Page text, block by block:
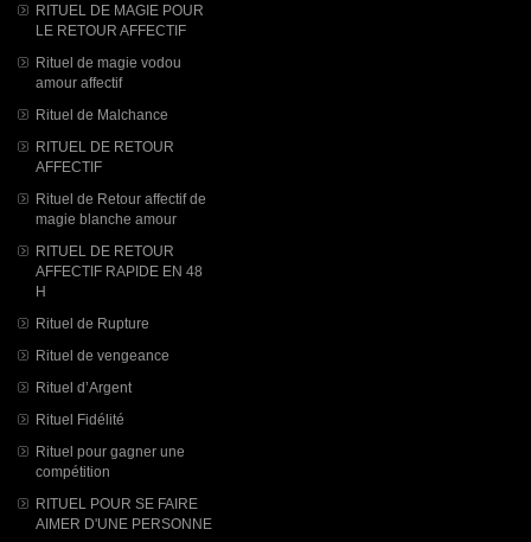
RITUEL DE MAGIE POUR
LE RETOUR AFFECTIF
Rituel de magie vodou
amour affectif
Rituel de Malchance
RITUEL DE RETOUR
AFFECTIF
Rituel de Retour affectif de
magie blanche amour
RITUEL DE RETOUR
AFFECTIF RAPIDE EN 48
H
Rituel de Rupture
Rituel de vengeance
Rituel d’Argent
Rituel Fidélité
Rituel pour gagner une
compétition
RITUEL POUR SE FAIRE
AIMER D'UNE PERSONNE